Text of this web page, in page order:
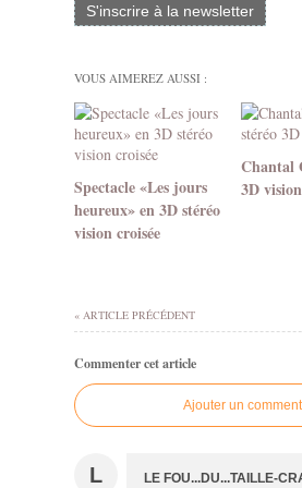
S'inscrire à la newsletter
VOUS AIMEREZ AUSSI :
Spectacle «Les jours
heureux» en 3D stéréo
vision croisée
Chantal
3D
« ARTICLE PRÉCÉDENT
Commenter cet article
Ajouter un
L LE FOU...DU...TAILLE-